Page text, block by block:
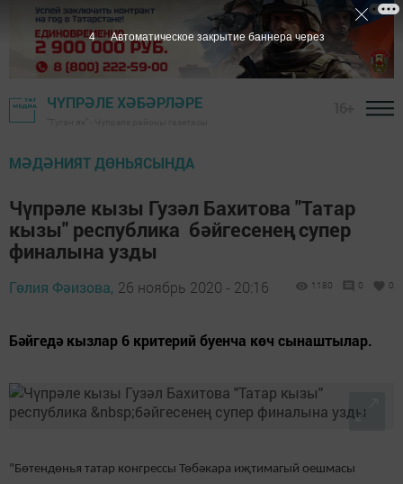
ЧҮПРӘЛЕ ХӘБӘРЛӘРЕ
МӘДӘНИЯТ ДӨНЬЯСЫНДА
Чүпрәле кызы Гузәл Бахитова "Татар
кызы" республика бәйгесенең супер
финалына узды
Гөлия Фәизова, 26 ноябрь 2020 - 20:16 1180 0 0
Бәйгедә кызлар 6 критерий буенча көч сынаштылар.
"Бөтендөнья татар конгрессы Төбәкара иҗтимагый оешмасы
3 Автоматическое закрытие баннера через